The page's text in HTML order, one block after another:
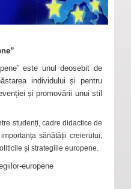
este unul deosebit de
individului și pentru
și promovării unui stil
studenți, cadre didactice de
sănătății creierului,
și strategiile europene.
europene